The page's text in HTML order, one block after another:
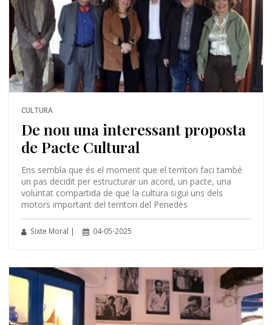
CULTURA
De nou una interessant proposta
de Pacte Cultural
Ens sembla que és el moment que el territori faci també
un pas decidit per estructurar un acord, un pacte, una
voluntat compartida de que la cultura sigui uns dels
motors important del territori del Penedès
Sixte Moral | 04-05-2025